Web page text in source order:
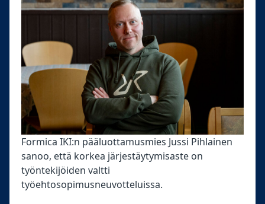
Formica IKI:n pääluottamusmies Jussi Pihlainen
sanoo, että korkea järjestäytymisaste on
työntekijöiden valtti
työehtosopimusneuvotteluissa.